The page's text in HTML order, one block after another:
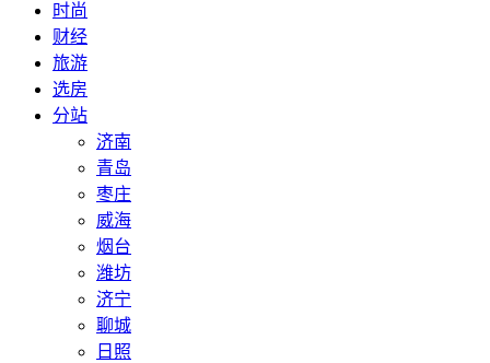
时尚
财经
旅游
选房
分站
济南
青岛
枣庄
威海
烟台
潍坊
济宁
聊城
日照